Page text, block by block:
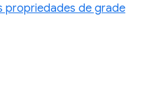
propriedades de grade